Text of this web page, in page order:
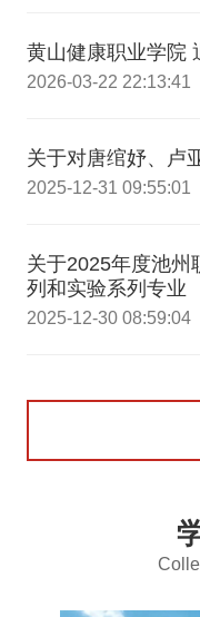
黄山健康职业学院
2026-03-22 22:13:41
关于对唐绾妤、卢
2025-12-31 09:55:01
关于2025年度池州
列和实验系列专业
2025-12-30 08:59:04